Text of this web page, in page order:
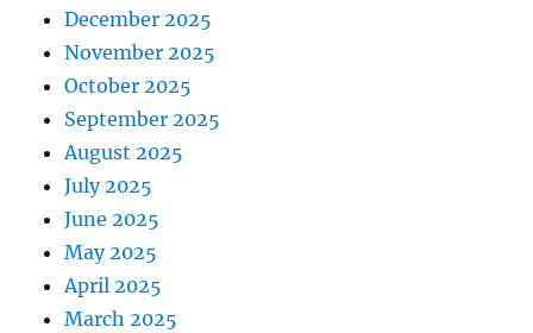
December 2025
November 2025
October 2025
September 2025
August 2025
July 2025
June 2025
May 2025
April 2025
March 2025